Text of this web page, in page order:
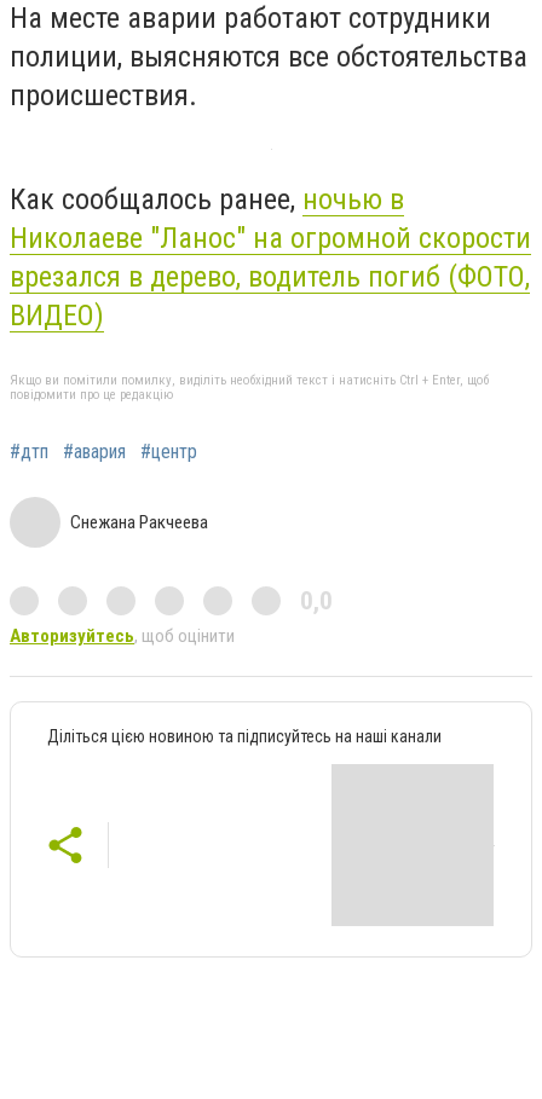
На месте аварии работают сотрудники
полиции, выясняются все обстоятельства
происшествия.
Как сообщалось ранее, ночью в
Николаеве "Ланос" на огромной скорости
врезался в дерево, водитель погиб (ФОТО,
ВИДЕО)
Якщо ви помітили помилку, виділіть необхідний текст і натисніть Ctrl + Enter, щоб
повідомити про це редакцію
#дтп #авария #центр
Снежана Ракчеева
0,0
Авторизуйтесь, щоб оцінити
Діліться цією новиною та підписуйтесь на наші канали